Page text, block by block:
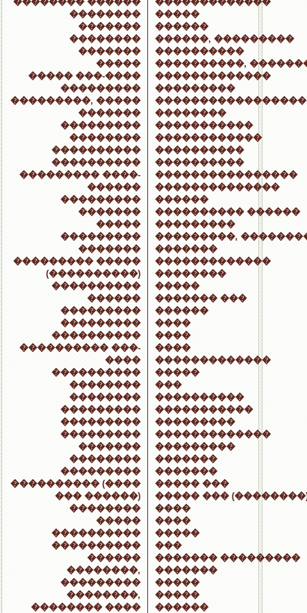
��������
�������
��������
�������
�����
����� ���-����
���������
���������, �����
�������
���������
��������
����������
����������
��������� ����-
������
���������
�������
�����
���������
�������
��������� �����
(����������)
����������
������
���������
���������
����������
���������� ���-
����
����������
��������
��������
���������
���������
���������
�������
��������
���������
���������� (����
��� ������)
��������
�����
����������
����������
������
��������,
���������
��������,
�������� ����
�����
������
������, ���������
����������
����������,
�������������
���������
��������
�����������
������������
����������
����������
����������������
��������������
������
���������� ������
���������
���������,
�������
�������������
��������
�����
������� ���
������
����
����
����
�������������
�����
���
����������
�����������
���������
�������������
���������
�������
�������
����� ���
����� ���
����
����
�����
���
������� ���������
�������
�����
�����
������